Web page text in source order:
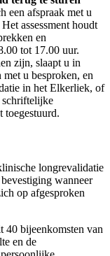
een afspraak met u
assessment houdt
en
tot 17.00 uur.
zijn, slaapt u in
u besproken, en
in het Elkerliek, of
toegestuurd.
longrevalidatie
wanneer
op afgesproken
40 bijeenkomsten van
en de